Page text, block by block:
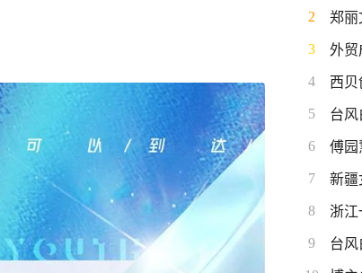
2 郑丽
3 外
4 西
5 台
6 傅
7 新
8
9 台